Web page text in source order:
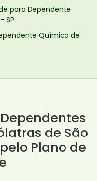
para Dependente
SP
Químico de
de São
Plano de